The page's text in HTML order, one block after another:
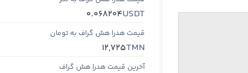
USDT
0.068204
قیمت هدرا هش گراف به تومان
TMN
12,725
آخرین قیمت هدرا هش گراف